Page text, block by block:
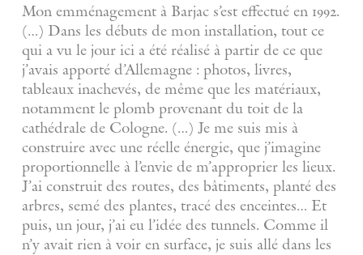
Mon emménagement à Barjac s’est effectué en 1992.
(…) Dans les débuts de mon installation, tout ce
qui a vu le jour ici a été réalisé à partir de ce que
j’avais apporté d’Allemagne : photos, livres,
tableaux inachevés, de même que les matériaux,
notamment le plomb provenant du toit de la
cathédrale de Cologne. (…) Je me suis mis à
construire avec une réelle énergie, que j’imagine
proportionnelle à l’envie de m’approprier les lieux.
J’ai construit des routes, des bâtiments, planté des
arbres, semé des plantes, tracé des enceintes… Et
puis, un jour, j’ai eu l’idée des tunnels. Comme il
n’y avait rien à voir en surface, je suis allé dans les